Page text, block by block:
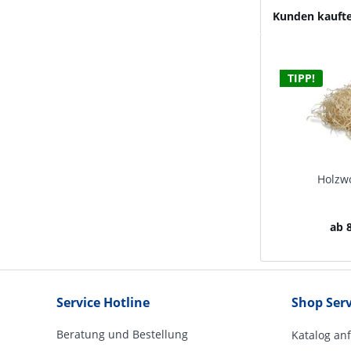
Kunden
TIPP!
ab
Service Hotline
Beratung und Bestellung
Shop
Katalog